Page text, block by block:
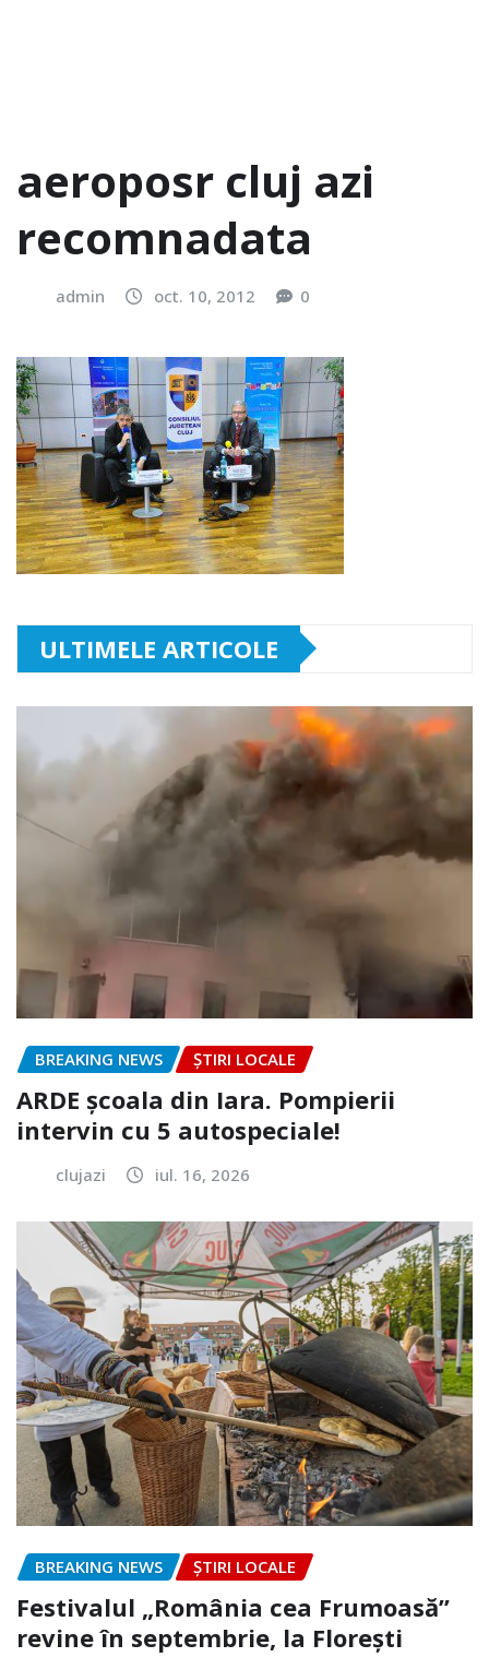
aeroposr cluj azi
recomnadata
admin oct. 10, 2012 0
ULTIMELE ARTICOLE
BREAKING NEWS ȘTIRI LOCALE
ARDE școala din Iara. Pompierii
intervin cu 5 autospeciale!
clujazi iul. 16, 2026
BREAKING NEWS ȘTIRI LOCALE
Festivalul „România cea Frumoasă”
revine în septembrie, la Florești